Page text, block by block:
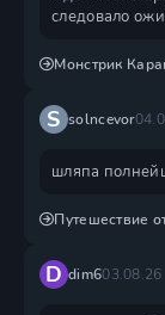
следовало
Монстрик
S solncevor
шляпа
Путешествие
D dim603.08.26